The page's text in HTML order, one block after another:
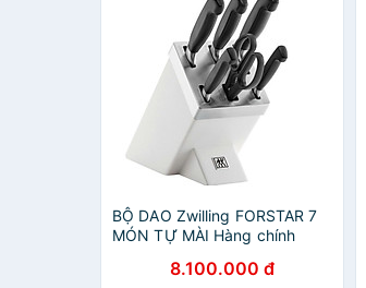
BỘ DAO Zwilling FORSTAR 7
MÓN TỰ MÀI Hàng chính
8.100.000 đ